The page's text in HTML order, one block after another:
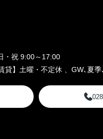
・祝 9:00～17:00
貸】土曜・不定休 、GW､夏